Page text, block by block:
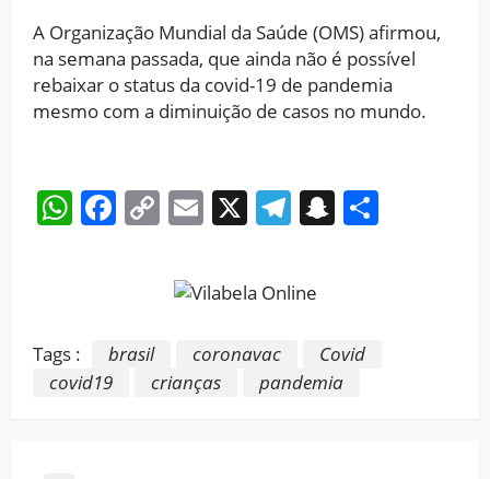
A Organização Mundial da Saúde (OMS) afirmou,
na semana passada, que ainda não é possível
rebaixar o status da covid-19 de pandemia
mesmo com a diminuição de casos no mundo.
WhatsApp
Facebook
CopyEmail
X Telegram
Snapchat
Tags : brasil coronavac
Covid
covid19
crianças pandemia